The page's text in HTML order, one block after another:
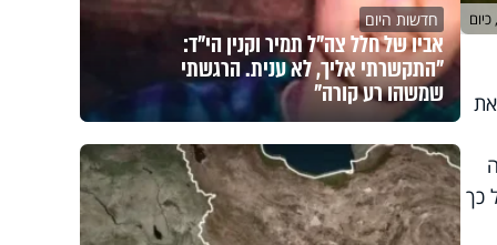
כך
חדשות היום
אביו של חלל צה"ל תמיר וקנין הי"ד:
"התקשרתי אליך, לא ענית. הרגשתי
שמשהו רע קורה"